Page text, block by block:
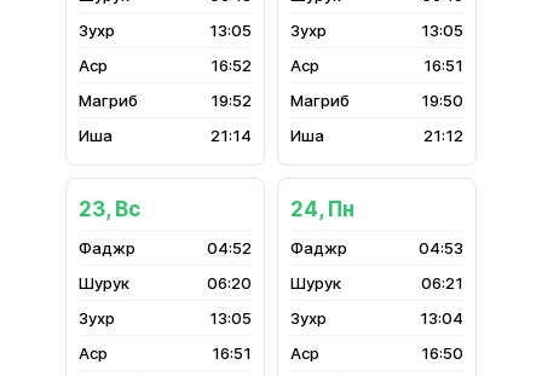
13:05
16:52
19:52
21:14
13:05
16:51
19:50
21:12
23, Вс
04:52
06:20
13:05
16:51
24, Пн
04:53
06:21
13:04
16:50